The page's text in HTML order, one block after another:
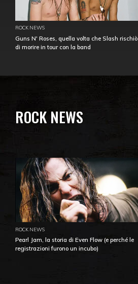
ROCK NEWS
Guns N' Roses, quella volta che Slash rischiò
di morire in tour con la band
ROCK NEWS
ROCK NEWS
Pearl Jam, la storia di Even Flow (e perché le
registrazioni furono un incubo)